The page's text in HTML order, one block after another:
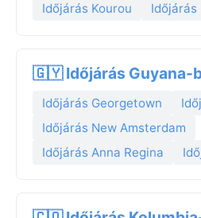
Időjárás Kourou
🇬🇾 Időjárás Guyana-
Időjárás Georgetown
Időjárás New Amsterdam
Időjárás Anna Regina